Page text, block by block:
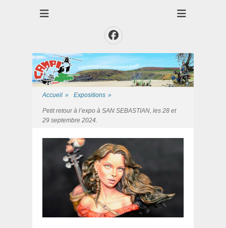
Club CAMPI
Facebook
Accueil » Expositions »
Petit retour à l’expo à SAN SEBASTIAN, les 28 et
29 septembre 2024.